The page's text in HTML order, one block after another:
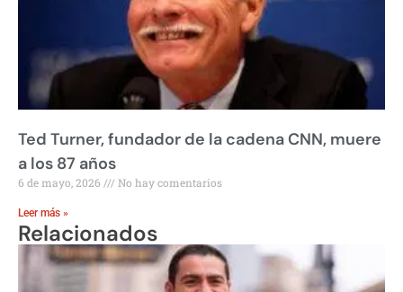
Ted Turner, fundador de la cadena CNN, muere
a los 87 años
6 de mayo, 2026 No hay comentarios
Leer más »
Relacionados